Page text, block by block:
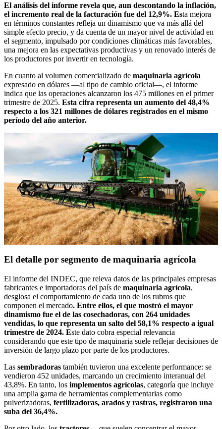
El análisis del informe revela que, aun descontando la inflación,
el incremento real de la facturación fue del 12,9%. Esta mejora
en términos constantes refleja un dinamismo que va más allá del
simple efecto precio, y da cuenta de un mayor nivel de actividad en
el segmento, impulsado por condiciones climáticas más favorables,
una mejora en las expectativas productivas y un renovado interés de
los productores por invertir en tecnología.
En cuanto al volumen comercializado de maquinaria agrícola
expresado en dólares —al tipo de cambio oficial—, el informe
indica que las operaciones alcanzaron los 475 millones en el primer
trimestre de 2025. Esta cifra representa un aumento del 48,4%
respecto a los 321 millones de dólares registrados en el mismo
período del año anterior.
El detalle por segmento de maquinaria agrícola
El informe del INDEC, que releva datos de las principales empresas
fabricantes e importadoras del país de maquinaria agrícola,
desglosa el comportamiento de cada uno de los rubros que
componen el mercado. Entre ellos, el que mostró el mayor
dinamismo fue el de las cosechadoras, con 264 unidades
vendidas, lo que representa un salto del 58,1% respecto a igual
trimestre de 2024. Este dato cobra especial relevancia
considerando que este tipo de maquinaria suele reflejar decisiones de
inversión de largo plazo por parte de los productores.
Las sembradoras también tuvieron una excelente performance: se
vendieron 452 unidades, marcando un crecimiento interanual del
43,8%. En tanto, los implementos agrícolas, categoría que incluye
una amplia gama de herramientas complementarias como
pulverizadoras, fertilizadoras, arados y rastras, registraron una
suba del 36,4%.